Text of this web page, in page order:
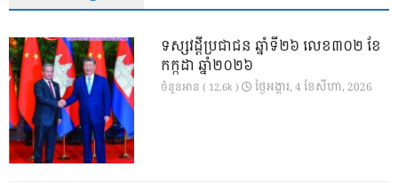
ទស្សវដ្តីប្រជាជន ឆ្នាំទី២៦ លេខ៣០២ ខែ
កក្កដា ឆ្នាំ២០២៦
ចំនួនអាន ( 12.6k ) ថ្ងៃ​អង្គារ, 4 ខែ​សីហា, 2026